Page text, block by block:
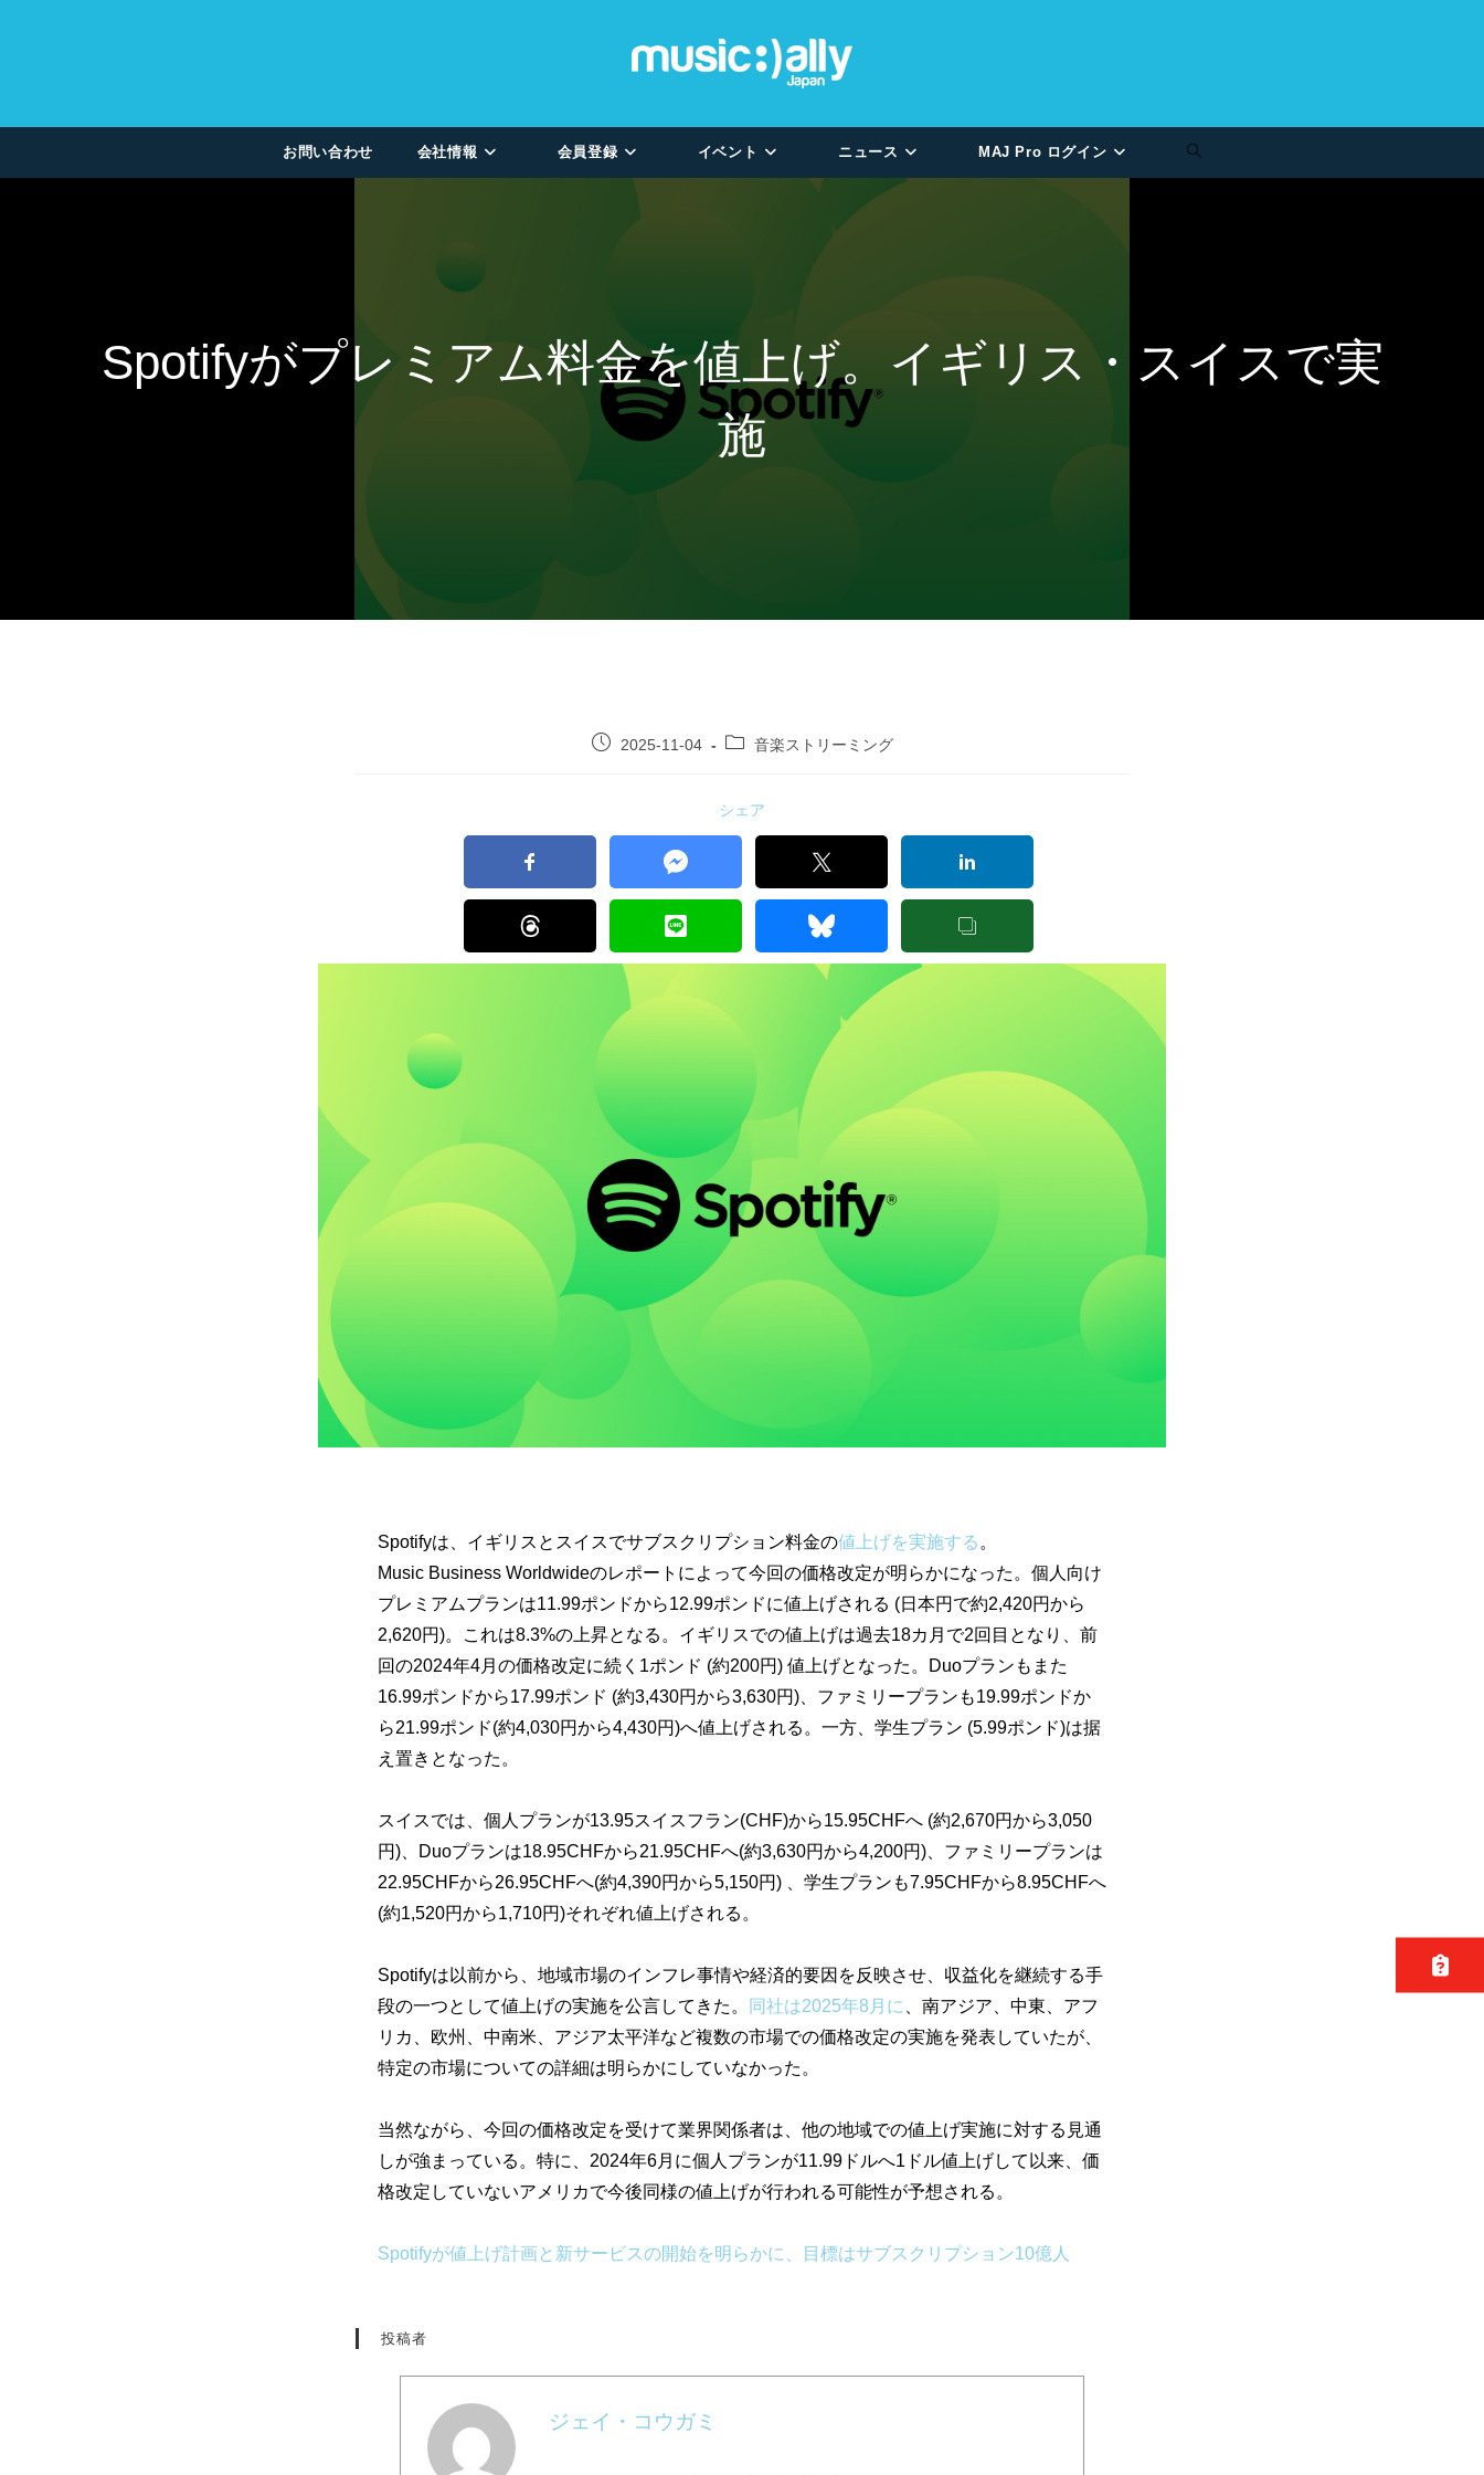
お問い合わせ 会社情報 会員登録 イベント ニュース MAJ Pro ログイン
Spotifyがプレミアム料金を値上げ。イギリス・スイスで実
施
2025-11-04 音楽ストリーミング
シェア
Spotifyは、イギリスとスイスでサブスクリプション料金の値上げを実施する 。
Music Business Worldwideのレポートによって今回の価格改定が明らかになった。個人向け
プレミアムプランは11.99ポンドから12.99ポンドに値上げされる (日本円で約2,420円から
2,620円)。これは8.3%の上昇となる。 イギリスでの値上げは過去18カ月で2回目となり、 前
回の2024年4月の価格改定に続く1ポンド (約200円) 値上げとなった。Duoプランもまた
16.99ポンドから17.99ポンド (約3,430円から3,630円)、ファミリープランも19.99ポンドか
ら21.99ポンド(約4,030円から4,430円)へ値上げされる。一方、学生プラン (5.99ポンド)は据
え置きとなった。
スイスでは、個人プランが13.95スイスフラン(CHF)から15.95CHFへ (約2,670円から3,050
円)、Duoプランは18.95CHFから21.95CHFへ(約3,630円から4,200円)、ファミリープランは
22.95CHFから26.95CHFへ(約4,390円から5,150円) 、学生プランも7.95CHFから8.95CHFへ
(約1,520円から1,710円)それぞれ値上げされる。
Spotifyは以前から、 地域市場のインフレ事情や経済的要因を反映させ、 収益化を継続する手
段の一つとして値上げの実施を公言してきた。
同社は2025年8月に
、南アジア、中東、アフ
リカ、欧州、 中南米、 アジア太平洋など複数の市場での価格改定の実施を発表していたが
特定の市場についての詳細は明らかにしていなかった。
当然ながら、今回の価格改定を受けて業界関係者は、 他の地域での値上げ実施に対する見通
しが強まっている。特に、 2024年6月に個人プランが11.99ドルへ1ドル値上げして以来、 価
格改定していないアメリカで今後同様の値上げが行われる可能性が予想される。
Spotifyが値上げ計画と新サービスの開始を明らかに、 目標はサブスクリプション10億人
投稿者
ジェイ・コウガミ